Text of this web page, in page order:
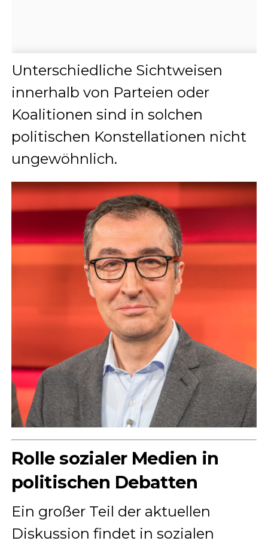
Unterschiedliche Sichtweisen
innerhalb von Parteien oder
Koalitionen sind in solchen
politischen Konstellationen nicht
ungewöhnlich.
Rolle sozialer Medien in
politischen Debatten
Ein großer Teil der aktuellen
Diskussion findet in sozialen